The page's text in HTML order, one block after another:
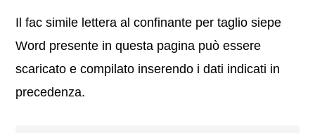
Il fac simile lettera al confinante per taglio siepe
Word presente in questa pagina può essere
scaricato e compilato inserendo i dati indicati in
precedenza.